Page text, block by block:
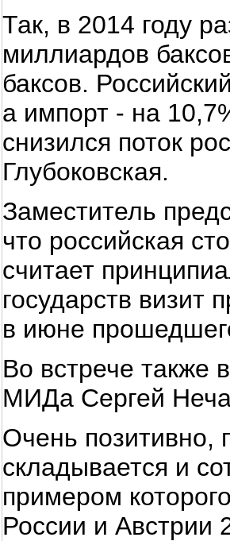
Так, в 2014 году
миллиардов
баксов.
а импорт - на
снизился поток
Глубоковская.
Заместитель
что российская
считает
государств
в июне
Во встрече также
МИДа Сергей
Очень позитивно,
складывается и
примером
России и Австрии